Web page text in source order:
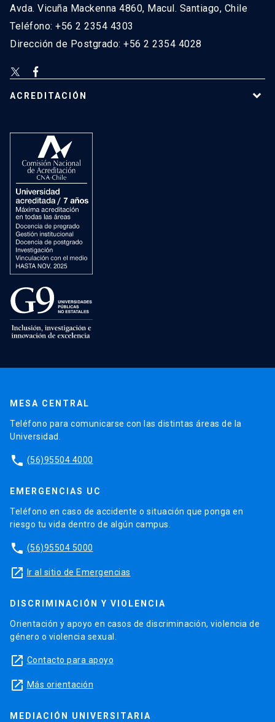
Avda. Vicuña Mackenna 4860, Macul. Santiago, Chile
Teléfono: +56 2 2354 4303
Dirección de Postgrado: +56 2 2354 4028
ACREDITACIÓN
MESA CENTRAL
Teléfono para comunicarse con las distintas áreas de la
Universidad.
phone (56)95504 4000
EMERGENCIAS UC
Teléfono en caso de accidente o situación que ponga en
riesgo tu vida dentro de algún campus.
phone (56)95504 5000
launch Ir al sitio de Emergencias
DISCRIMINACIÓN Y VIOLENCIA
Orientación y apoyo en casos de discriminación, violencia de
género o violencia sexual.
launch Contacto para apoyo
launch Más orientación
MEDIACIÓN UNIVERSITARIA